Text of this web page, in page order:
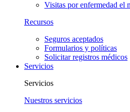
Visitas por enfermedad el
Recursos
Seguros aceptados
Formularios y políticas
Solicitar registros médicos
Servicios
Servicios
Nuestros servicios